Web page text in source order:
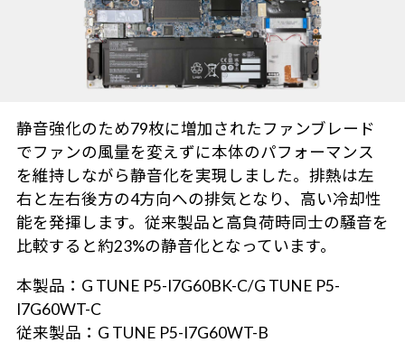
静音強化のため79枚に増加されたファンブレード
でファンの風量を変えずに本体のパフォーマンス
を維持しながら静音化を実現しました。排熱は左
右と左右後方の4方向への排気となり、高い冷却性
能を発揮します。従来製品と高負荷時同士の騒音を
比較すると約23%の静音化となっています。
本製品：G TUNE P5-I7G60BK-C/G TUNE P5-
I7G60WT-C
従来製品：G TUNE P5-I7G60WT-B